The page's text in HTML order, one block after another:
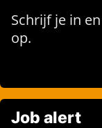
Schrijf je in
op.
Job alert